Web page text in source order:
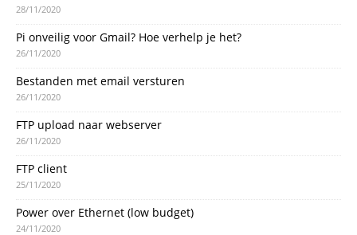
28/11/2020
Pi onveilig voor Gmail? Hoe verhelp je het?
26/11/2020
Bestanden met email versturen
26/11/2020
FTP upload naar webserver
26/11/2020
FTP client
25/11/2020
Power over Ethernet (low budget)
24/11/2020